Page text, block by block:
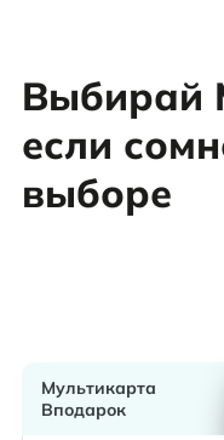
Выбирай
если
выборе
Мультикарта
Вподарок